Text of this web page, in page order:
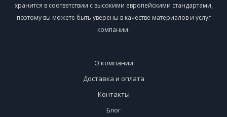
хранится в соответствии с высокими европейскими стандартами,
поэтому вы можете быть уверены в качестве материалов и услуг
компании.
О компании
Доставка и оплата
Контакты
Блог